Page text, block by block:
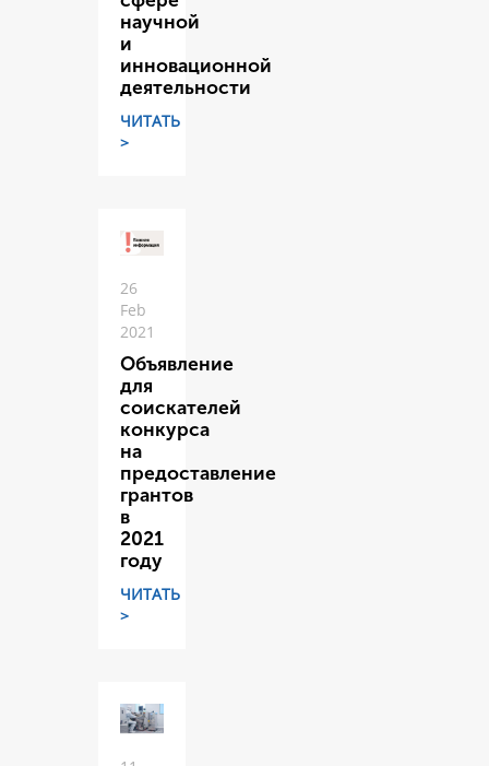
научной
и
инновационной
деятельности
ЧИТАТЬ
>
26
Feb
2021
Объявление
для
соискателей
конкурса
на
предоставление
грантов
в
2021
году
ЧИТАТЬ
>